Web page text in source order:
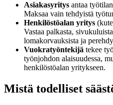
Asiakasyritys antaa
Maksaa vain tehdyistä
Henkilöstöalan yritys
Vastaa palkasta,
lomakorvauksista ja
Vuokratyöntekijä tekee
työnjohdon alaisuudessa,
henkilöstöalan yritykseen.
Mistä todelliset